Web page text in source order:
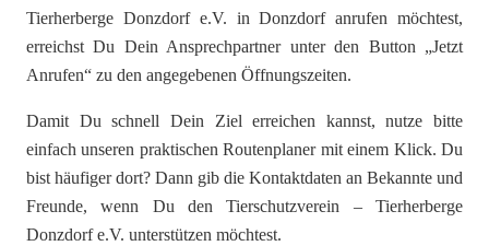
Tierherberge Donzdorf e.V. in Donzdorf anrufen möchtest,
erreichst Du Dein Ansprechpartner unter den Button „Jetzt
Anrufen“ zu den angegebenen Öffnungszeiten.
Damit Du schnell Dein Ziel erreichen kannst, nutze bitte
einfach unseren praktischen Routenplaner mit einem Klick. Du
bist häufiger dort? Dann gib die Kontaktdaten an Bekannte und
Freunde, wenn Du den Tierschutzverein – Tierherberge
Donzdorf e.V. unterstützen möchtest.